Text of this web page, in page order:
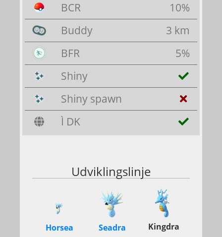
10%
BCR
3 km
Buddy
5%
BFR
Shiny
Shiny spawn
Ì DK
Udviklingslinje
Horsea Seadra Kingdra